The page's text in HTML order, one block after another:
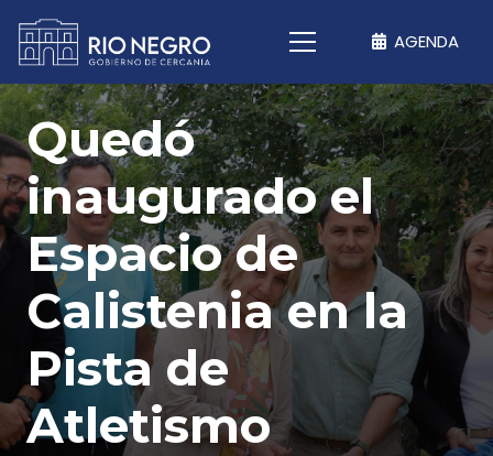
AGENDA
Quedó
inaugurado el
Espacio de
Calistenia en la
Pista de
Atletismo